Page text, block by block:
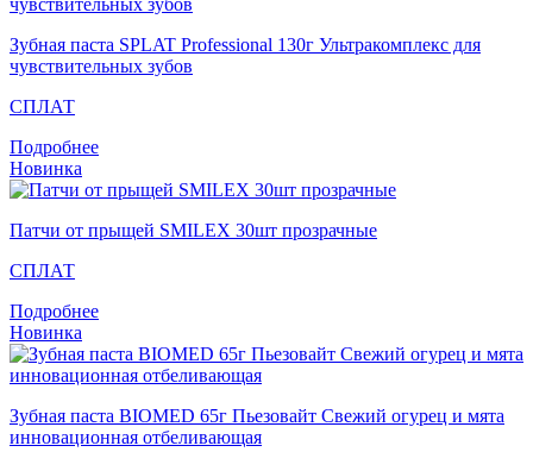
Зубная паста SPLAT Professional 130г Ультракомплекс для
чувствительных зубов
СПЛАТ
Подробнее
Новинка
Патчи от прыщей SMILEX 30шт прозрачные
СПЛАТ
Подробнее
Новинка
Зубная паста BIOMED 65г Пьезовайт Свежий огурец и мята
инновационная отбеливающая